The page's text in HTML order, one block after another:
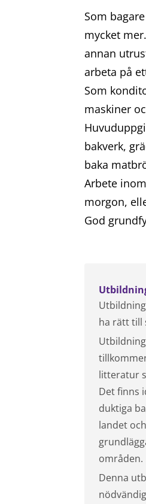
Som
mycket
annan
arbeta på
Som
maskiner
bakverk,
baka
Arbete
morgon,
God
ha rätt till
litteratur
Det finns
duktiga
landet
områden.
Denna